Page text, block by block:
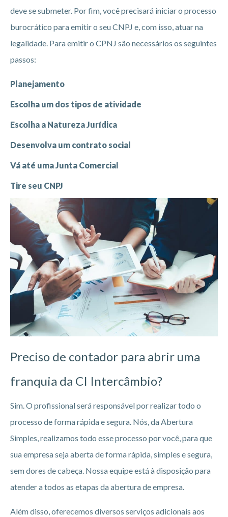
deve se submeter. Por fim, você precisará iniciar o processo
burocrático para emitir o seu CNPJ e, com isso, atuar na
legalidade. Para emitir o CPNJ são necessários os seguintes
passos:
Planejamento
Escolha um dos tipos de atividade
Escolha a Natureza Jurídica
Desenvolva um contrato social
Vá até uma Junta Comercial
Tire seu CNPJ
Preciso de contador para abrir uma
franquia da CI Intercâmbio?
Sim. O profissional será responsável por realizar todo o
processo de forma rápida e segura. Nós, da Abertura
Simples, realizamos todo esse processo por você, para que
sua empresa seja aberta de forma rápida, simples e segura,
sem dores de cabeça. Nossa equipe está à disposição para
atender a todos as etapas da abertura de empresa.
Além disso, oferecemos diversos serviços adicionais aos